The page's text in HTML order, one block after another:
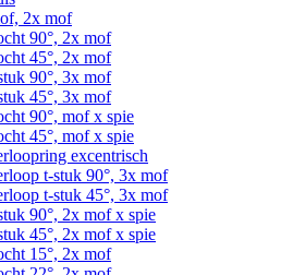
2x mof
90°, 2x mof
45°, 2x mof
90°, 3x mof
45°, 3x mof
90°, mof x spie
45°, mof x spie
excentrisch
t-stuk 90°, 3x mof
t-stuk 45°, 3x mof
90°, 2x mof x spie
45°, 2x mof x spie
15°, 2x mof